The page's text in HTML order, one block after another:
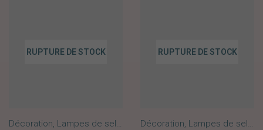
RUPTURE DE STOCK
Décoration, Lampes de sel Himalaya ,Nouveautés
RUPTURE DE STOCK
Décoration, Lampes de sel Himalaya